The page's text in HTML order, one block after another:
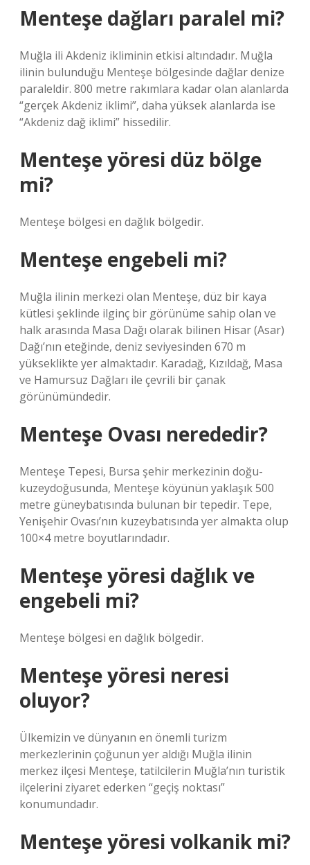
Menteşe dağları paralel mi?
Muğla ili Akdeniz ikliminin etkisi altındadır. Muğla
ilinin bulunduğu Menteşe bölgesinde dağlar denize
paraleldir. 800 metre rakımlara kadar olan alanlarda
“gerçek Akdeniz iklimi”, daha yüksek alanlarda ise
“Akdeniz dağ iklimi” hissedilir.
Menteşe yöresi düz bölge
mi?
Menteşe bölgesi en dağlık bölgedir.
Menteşe engebeli mi?
Muğla ilinin merkezi olan Menteşe, düz bir kaya
kütlesi şeklinde ilginç bir görünüme sahip olan ve
halk arasında Masa Dağı olarak bilinen Hisar (Asar)
Dağı’nın eteğinde, deniz seviyesinden 670 m
yükseklikte yer almaktadır. Karadağ, Kızıldağ, Masa
ve Hamursuz Dağları ile çevrili bir çanak
görünümündedir.
Menteşe Ovası nerededir?
Menteşe Tepesi, Bursa şehir merkezinin doğu-
kuzeydoğusunda, Menteşe köyünün yaklaşık 500
metre güneybatısında bulunan bir tepedir. Tepe,
Yenişehir Ovası’nın kuzeybatısında yer almakta olup
100×4 metre boyutlarındadır.
Menteşe yöresi dağlık ve
engebeli mi?
Menteşe bölgesi en dağlık bölgedir.
Menteşe yöresi neresi
oluyor?
Ülkemizin ve dünyanın en önemli turizm
merkezlerinin çoğunun yer aldığı Muğla ilinin
merkez ilçesi Menteşe, tatilcilerin Muğla’nın turistik
ilçelerini ziyaret ederken “geçiş noktası”
konumundadır.
Menteşe yöresi volkanik mi?